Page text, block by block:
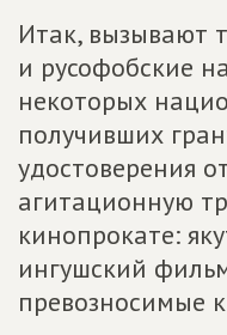
Итак, вызывают
и русофобские
некоторых
получивших
удостоверения
агитационную
кинопрокате:
ингушский
превозносимые